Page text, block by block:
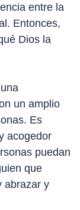
entre la
Entonces,
Dios la
un amplio
Es
acogedor
puedan
que
abrazar y